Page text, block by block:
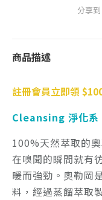
分享到
商品描述
註冊會員立即領
Cleansing 淨化系
100%天然萃取的
在嗅聞的瞬間就有
暖而強勁。奧勒岡
料，經過蒸餾萃取